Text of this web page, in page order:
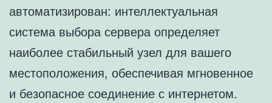
автоматизирован: интеллектуальная
система выбора сервера определяет
наиболее стабильный узел для вашего
местоположения, обеспечивая мгновенное
и безопасное соединение с интернетом.